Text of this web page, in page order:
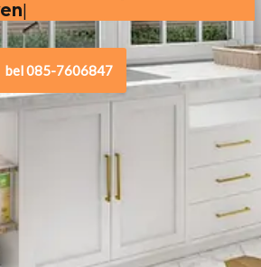
transparant
bel 085-7606847